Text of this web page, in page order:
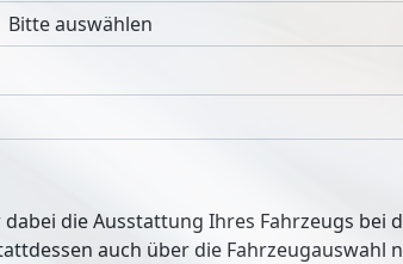
die Ausstattung Ihres Fahrzeugs bei
auch über die Fahrzeugauswahl